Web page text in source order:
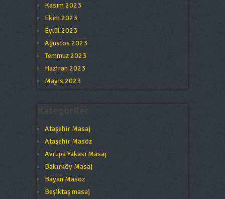
Kasım 2023
Ekim 2023
Eylül 2023
Ağustos 2023
Temmuz 2023
Haziran 2023
Mayıs 2023
Ataşehir Masaj
Ataşehir Masöz
Avrupa Yakası Masaj
Bakırköy Masaj
Bayan Masöz
Beşiktaş masaj